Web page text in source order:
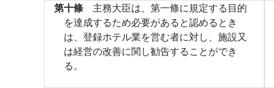
第十條 主務大臣は、第一條に規定する目的
を達成するため必要があると認めるとき
は、登録ホテル業を営む者に対し、施設又
は経営の改善に関し勧告することができ
る。